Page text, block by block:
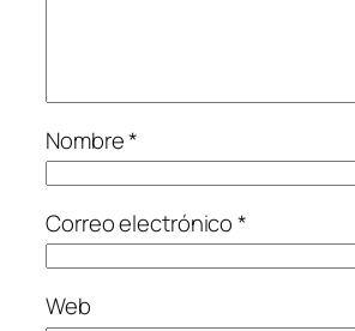
Nombre*
Correo electrónico*
Web